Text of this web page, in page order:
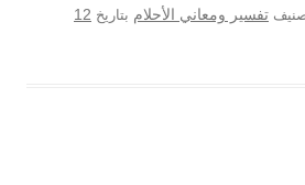
تفسير ومعاني الأحلام بتاريخ 12